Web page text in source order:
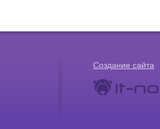
Создание сайта